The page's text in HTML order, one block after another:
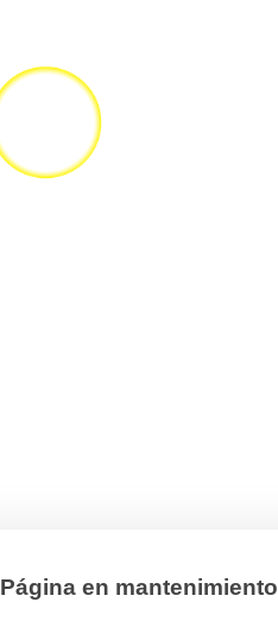
Página en mantenimiento